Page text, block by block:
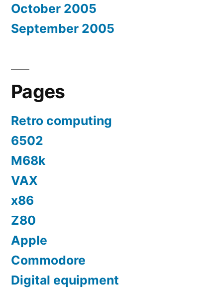
October 2005
September 2005
Pages
Retro computing
6502
M68k
VAX
x86
Z80
Apple
Commodore
Digital equipment